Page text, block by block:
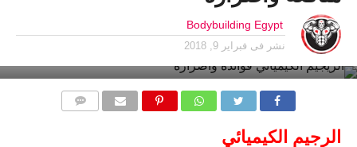
Bodybuilding Egypt
نشر فى فبراير 9, 2018
الرجيم الكيميائي